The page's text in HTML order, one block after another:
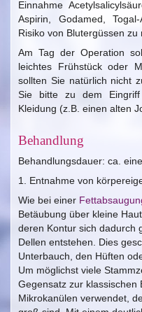
Einnahme
Aspirin, Godamed,
Risiko von Blutergüssen zu
Am Tag der Operation
leichtes Frühstück oder
sollten Sie natürlich nicht
Sie bitte zu dem
Kleidung (z.B. einen alten
Behandlung
Behandlungsdauer: ca.
1. Entnahme von
Wie bei einer
Betäubung über kleine
deren Kontur sich dadurch
Dellen entstehen. Dies
Unterbauch, den Hüften
Um möglichst viele
Gegensatz zur klassischen
Mikrokanülen verwendet,